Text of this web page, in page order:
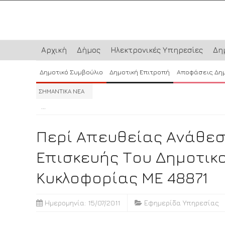
Αρχική Δήμος Ηλεκτρονικές Υπηρεσίες
Δημοτικό Συμβούλιο Δημοτική Επιτροπή Αποφάσεις
ΣΗΜΑΝΤΙΚΑ ΝΕΑ
...
Περί Απευθείας
Επισκευής Του
Κυκλοφορίας ΜΕ 48871
Ημερομηνία: 15/07/2011 Εφημερίδα Υπηρεσίας